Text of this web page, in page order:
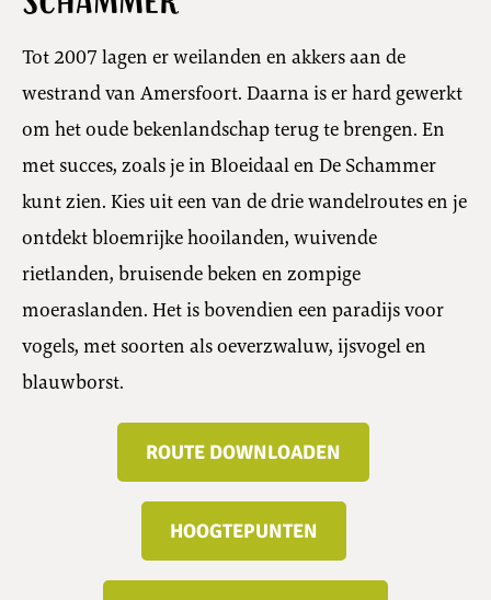
Tot 2007 lagen er weilanden en akkers aan de
westrand van Amersfoort. Daarna is er hard gewerkt
om het oude bekenlandschap terug te brengen. En
met succes, zoals je in Bloeidaal en De Schammer
kunt zien. Kies uit een van de drie wandelroutes en je
ontdekt bloemrijke hooilanden, wuivende
rietlanden, bruisende beken en zompige
moeraslanden. Het is bovendien een paradijs voor
vogels, met soorten als oeverzwaluw, ijsvogel en
blauwborst.
ROUTE DOWNLOADEN
HOOGTEPUNTEN